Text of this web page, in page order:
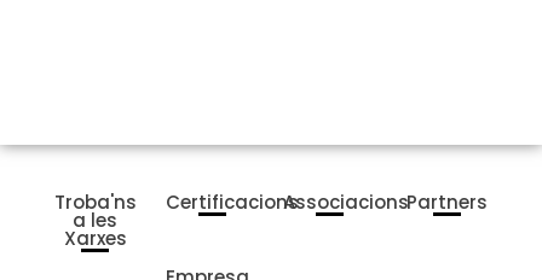
Troba'ns
a les
Xarxes
CertificacionsAssociacionsPartners